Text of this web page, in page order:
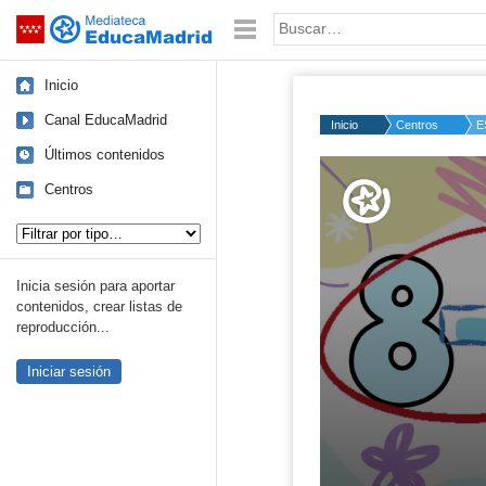
Saltar navegación Palabra o frase:
Inicio
Canal EducaMadrid
Últimos contenidos
Centros
Inicia sesión para aportar
contenidos, crear listas de
reproducción...
Iniciar sesión
Inicio Centros
Volume
50%